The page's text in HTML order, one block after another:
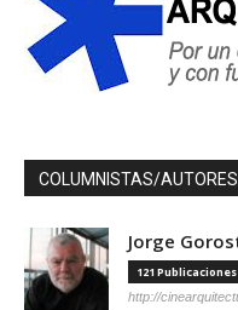
COLUMNISTAS/
Jorge
121 Publicaciones
http://